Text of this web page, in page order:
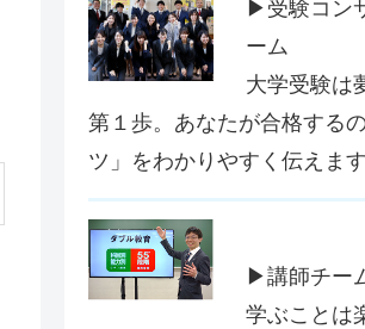
▶受験コン
ーム
大学受験は
第１歩。あなたが合格する
ツ」をわかりやすく伝えます
▶講師チー
学ぶことは